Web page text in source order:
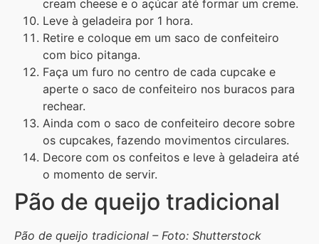
cream cheese e o açúcar até formar um creme.
Leve à geladeira por 1 hora.
Retire e coloque em um saco de confeiteiro
com bico pitanga.
Faça um furo no centro de cada cupcake e
aperte o saco de confeiteiro nos buracos para
rechear.
Ainda com o saco de confeiteiro decore sobre
os cupcakes, fazendo movimentos circulares.
Decore com os confeitos e leve à geladeira até
o momento de servir.
Pão de queijo tradicional
Pão de queijo tradicional – Foto: Shutterstock